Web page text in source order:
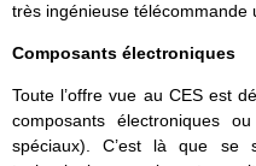
très ingénieuse télécommande
Composants électroniques
Toute l’offre vue au CES est
composants électroniques
spéciaux). C’est là que se